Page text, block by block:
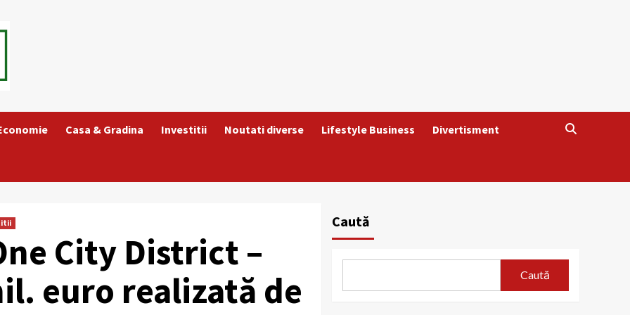
Casa & Gradina Investitii Noutati diverse Lifestyle Business Divertisment
City District –
euro realizată de
Caută
Caută